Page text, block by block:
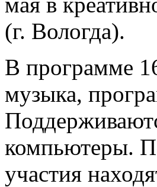
(г. Вологда).
В программе
музыка,
компьютеры.
участия